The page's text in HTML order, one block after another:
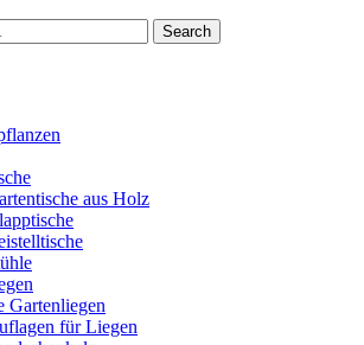
Search
aus Holz
Gartenliegen
für Liegen